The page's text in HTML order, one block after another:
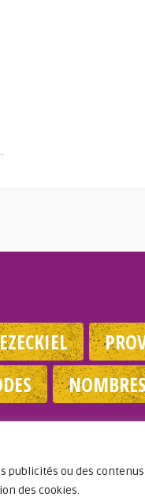
publicités ou des
des cookies.
EZECKIEL